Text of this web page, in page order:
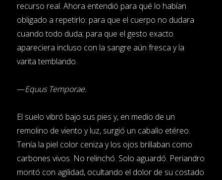
recurso real. Ahora entendió para qué lo habían
obligado a repetirlo: para que el cuerpo no dudara
cuando todo duda; para que el gesto exacto
apareciera incluso con la sangre aún fresca y la
varita temblando.
—Equus Temporae.
El suelo vibró bajo sus pies y, en medio de un
remolino de viento y luz, surgió un caballo etéreo.
Tenía la piel color ceniza y los ojos brillaban como
carbones vivos. No relinchó. Solo aguardó. Periandro
montó con agilidad, ocultando el dolor de su costado